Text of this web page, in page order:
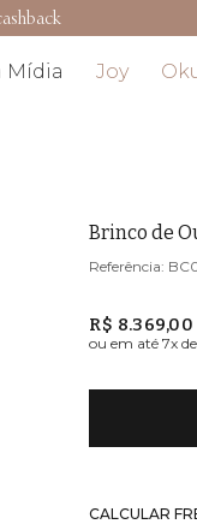
Mídia Joy
Brinco de
R$ 8.369,00
ou em até7x de
CALCULAR